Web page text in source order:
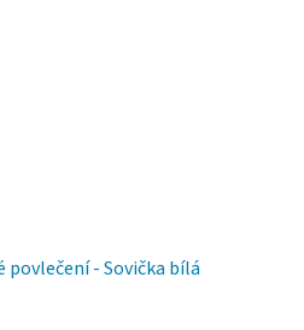
povlečení - Sovička bílá